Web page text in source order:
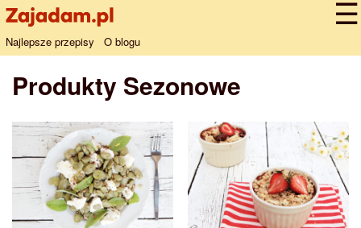
Najlepsze przepisy O blogu
Produkty Sezonowe